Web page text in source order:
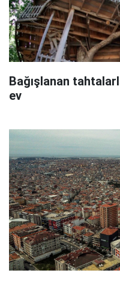
Bağışlanan
ev